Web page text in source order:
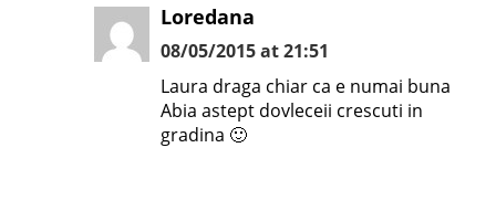
Loredana
08/05/2015 at 21:51
Laura draga chiar ca e numai buna
Abia astept dovleceii crescuti in
gradina 🙂